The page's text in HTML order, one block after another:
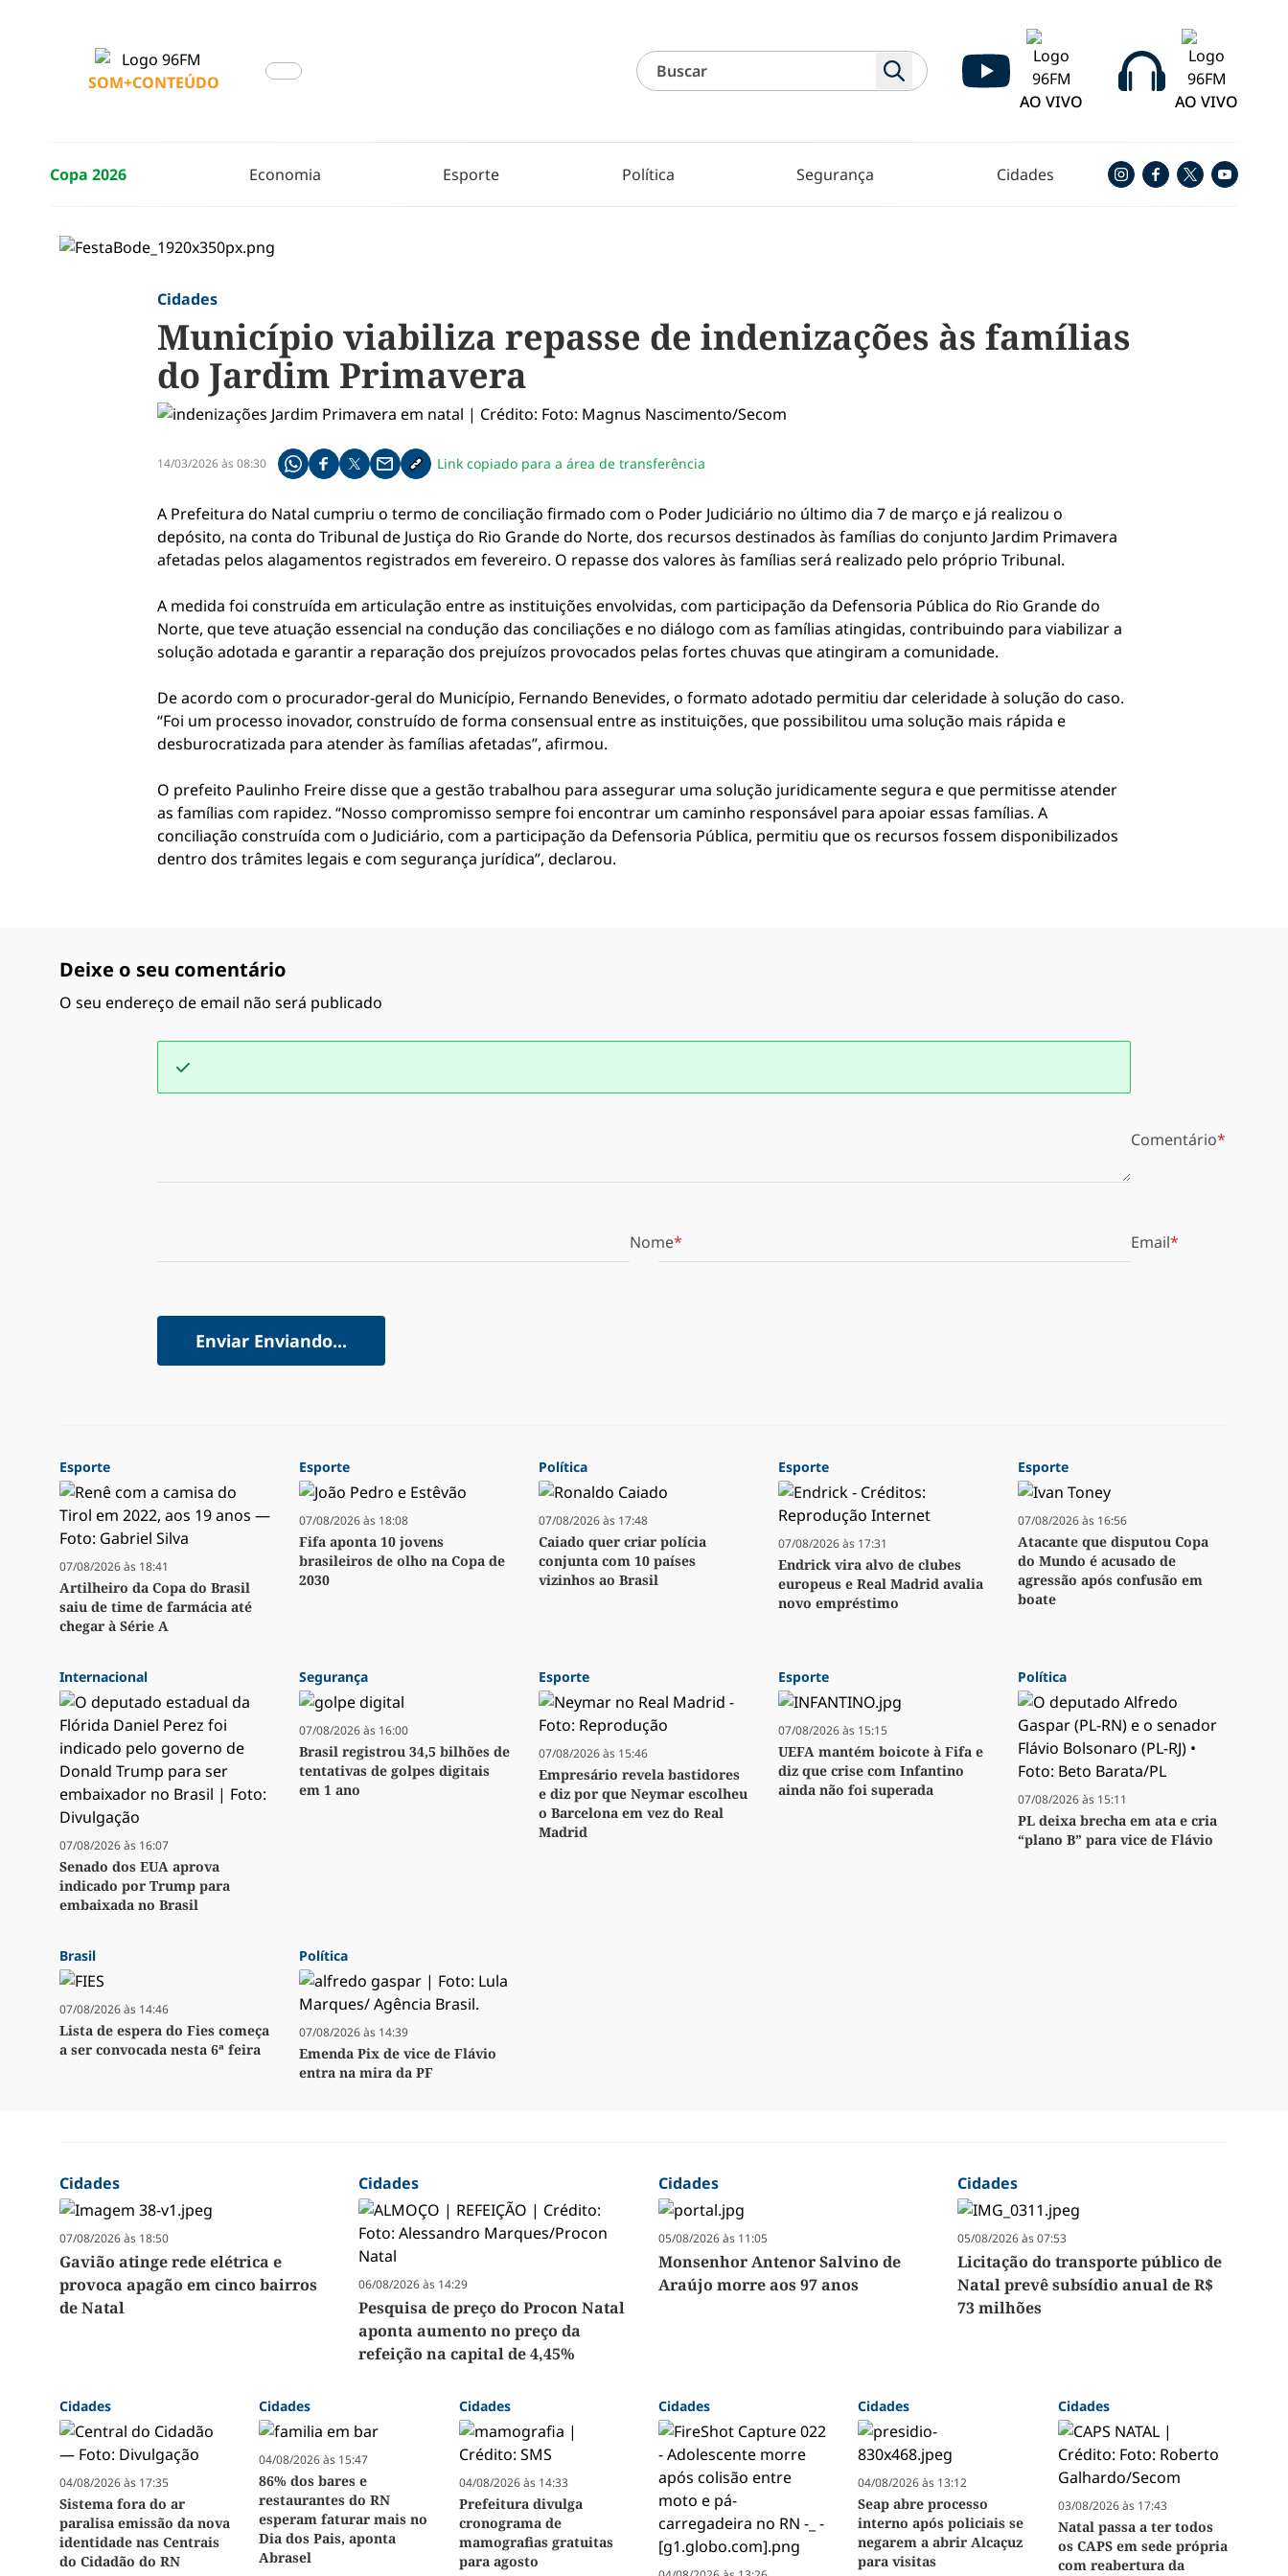
SOM+CONTEÚDO
AO VIVO
AO VIVO
Copa 2026 Economia Esporte Política Segurança Cidades
Cidades
Município viabiliza repasse de indenizações às famílias
do Jardim Primavera
14/03/2026 às 08:30 Compartilhe pelo whatsapp
Compartilhar no facebook
Compartilhar no twitter
Compartilhe pelo email
Copiar link da notícia
Link copiado para a área de transferência
A Prefeitura do Natal cumpriu o termo de conciliação firmado com o Poder Judiciário no último dia 7 de março e já realizou o
depósito, na conta do Tribunal de Justiça do Rio Grande do Norte, dos recursos destinados às famílias do conjunto Jardim Primavera
afetadas pelos alagamentos registrados em fevereiro. O repasse dos valores às famílias será realizado pelo próprio Tribunal.
A medida foi construída em articulação entre as instituições envolvidas, com participação da Defensoria Pública do Rio Grande do
Norte, que teve atuação essencial na condução das conciliações e no diálogo com as famílias atingidas, contribuindo para viabilizar a
solução adotada e garantir a reparação dos prejuízos provocados pelas fortes chuvas que atingiram a comunidade.
De acordo com o procurador-geral do Município, Fernando Benevides, o formato adotado permitiu dar celeridade à solução do caso.
“Foi um processo inovador, construído de forma consensual entre as instituições, que possibilitou uma solução mais rápida e
desburocratizada para atender às famílias afetadas”, afirmou.
O prefeito Paulinho Freire disse que a gestão trabalhou para assegurar uma solução juridicamente segura e que permitisse atender
as famílias com rapidez. “Nosso compromisso sempre foi encontrar um caminho responsável para apoiar essas famílias. A
conciliação construída com o Judiciário, com a participação da Defensoria Pública, permitiu que os recursos fossem disponibilizados
dentro dos trâmites legais e com segurança jurídica”, declarou.
Deixe o seu comentário
O seu endereço de email não será publicado
Comentário
Nome Email
Enviar Enviando...
Esporte
07/08/2026 às 18:41
Artilheiro da Copa do Brasil
saiu de time de farmácia até
chegar à Série A
Esporte
07/08/2026 às 18:08
Fifa aponta 10 jovens
brasileiros de olho na Copa de
2030
Política
07/08/2026 às 17:48
Caiado quer criar polícia
conjunta com 10 países
vizinhos ao Brasil
Esporte
07/08/2026 às 17:31
Endrick vira alvo de clubes
europeus e Real Madrid avalia
novo empréstimo
Esporte
07/08/2026 às 16:56
Atacante que disputou Copa
do Mundo é acusado de
agressão após confusão em
boate
Internacional
07/08/2026 às 16:07
Senado dos EUA aprova
indicado por Trump para
embaixada no Brasil
Segurança
07/08/2026 às 16:00
Brasil registrou 34,5 bilhões de
tentativas de golpes digitais
em 1 ano
Esporte
07/08/2026 às 15:46
Empresário revela bastidores
e diz por que Neymar escolheu
o Barcelona em vez do Real
Madrid
Esporte
07/08/2026 às 15:15
UEFA mantém boicote à Fifa e
diz que crise com Infantino
ainda não foi superada
Política
07/08/2026 às 15:11
PL deixa brecha em ata e cria
“plano B” para vice de Flávio
Brasil
07/08/2026 às 14:46
Lista de espera do Fies começa
a ser convocada nesta 6ª feira
Política
07/08/2026 às 14:39
Emenda Pix de vice de Flávio
entra na mira da PF
Cidades
07/08/2026 às 18:50
Gavião atinge rede elétrica e
provoca apagão em cinco bairros
de Natal
Cidades
06/08/2026 às 14:29
Pesquisa de preço do Procon Natal
aponta aumento no preço da
refeição na capital de 4,45%
Cidades
05/08/2026 às 11:05
Monsenhor Antenor Salvino de
Araújo morre aos 97 anos
Cidades
05/08/2026 às 07:53
Licitação do transporte público de
Natal prevê subsídio anual de R$
73 milhões
Cidades
04/08/2026 às 17:35
Sistema fora do ar
paralisa emissão da nova
identidade nas Centrais
do Cidadão do RN
Cidades
04/08/2026 às 15:47
86% dos bares e
restaurantes do RN
esperam faturar mais no
Dia dos Pais, aponta
Abrasel
Cidades
04/08/2026 às 14:33
Prefeitura divulga
cronograma de
mamografias gratuitas
para agosto
Cidades Cidades
04/08/2026 às 13:12
Seap abre processo
interno após policiais se
negarem a abrir Alcaçuz
para visitas
Cidades
03/08/2026 às 17:43
Natal passa a ter todos
os CAPS em sede própria
com reabertura da